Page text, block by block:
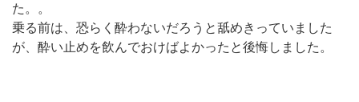
た。。
乗る前は、恐らく酔わないだろうと舐めきっていました
が、酔い止めを飲んでおけばよかったと後悔しました。